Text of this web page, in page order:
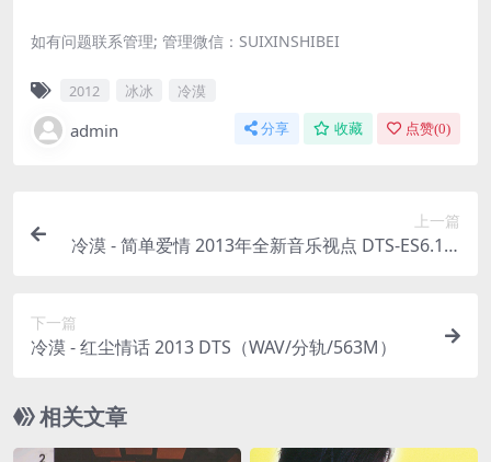
如有问题联系管理; 管理微信：SUIXINSHIBEI
2012 冰冰 冷漠
admin 分享 收藏 点赞(0)
上一篇
冷漠 - 简单爱情 2013年全新音乐视点 DTS-ES6.1W
下一篇
冷漠 - 红尘情话 2013 DTS（WAV/分轨/563M）
相关文章